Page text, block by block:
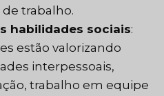
trabalho.
habilidades sociais:
estão valorizando
interpessoais,
trabalho em equipe